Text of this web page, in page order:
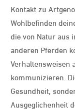
Kontakt zu
Wohlbefinden
die von Natur aus
anderen Pferden
Verhaltensweisen
kommunizieren.
Gesundheit,
Ausgeglichenheit